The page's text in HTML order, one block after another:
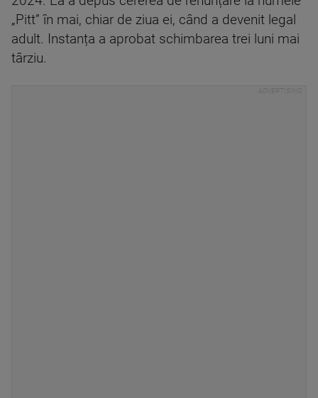
„Pitt” în mai, chiar de ziua ei, când a devenit legal
adult. Instanța a aprobat schimbarea trei luni mai
târziu.